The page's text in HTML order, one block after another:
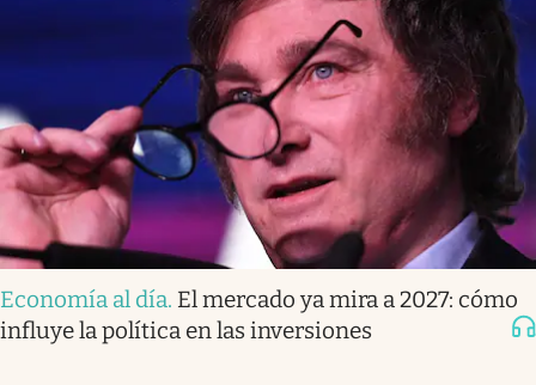
Economía al día. El mercado ya mira a 2027: cómo
influye la política en las inversiones